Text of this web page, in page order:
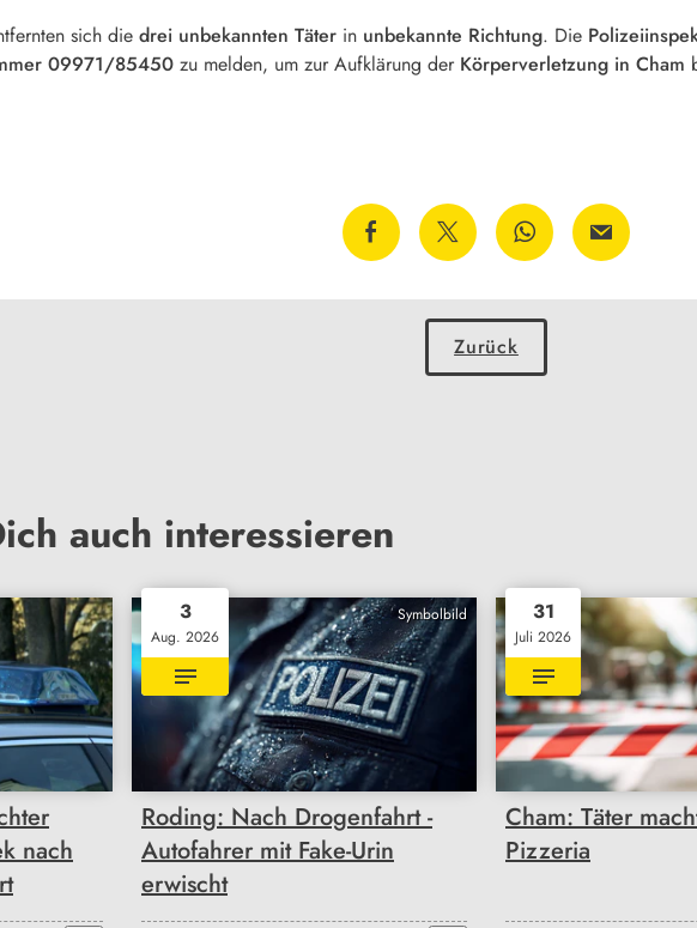
sich die drei unbekannten Täter in unbekannte Richtung. Die
09971/85450 zu melden, um zur Aufklärung der Körperverletzung in Cham
Zurück
auch interessieren
nach
Symbolbild
3
Aug. 2026
Roding: Nach Drogenfahrt -
Autofahrer mit Fake-Urin
erwischt
31
Juli 2026
Cham: Täter
Pizzeria